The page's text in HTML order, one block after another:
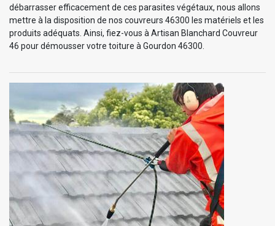
débarrasser efficacement de ces parasites végétaux, nous allons
mettre à la disposition de nos couvreurs 46300 les matériels et les
produits adéquats. Ainsi, fiez-vous à Artisan Blanchard Couvreur
46 pour démousser votre toiture à Gourdon 46300.